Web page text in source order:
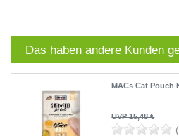
Das haben andere Kunden
MACs Cat Pouch
UVP 15,48 €